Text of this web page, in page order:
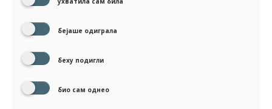
бејаше одиграла
беху подигли
био сам однео